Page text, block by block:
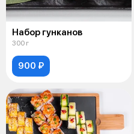
Набор гунканов
300 г
900 ₽